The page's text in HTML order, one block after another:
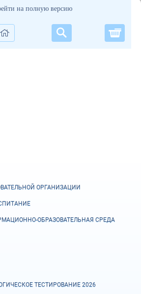
на полную версию
ОРГАНИЗАЦИИ
ОБРАЗОВАТЕЛЬНАЯ СРЕДА
ТЕСТИРОВАНИЕ 2026